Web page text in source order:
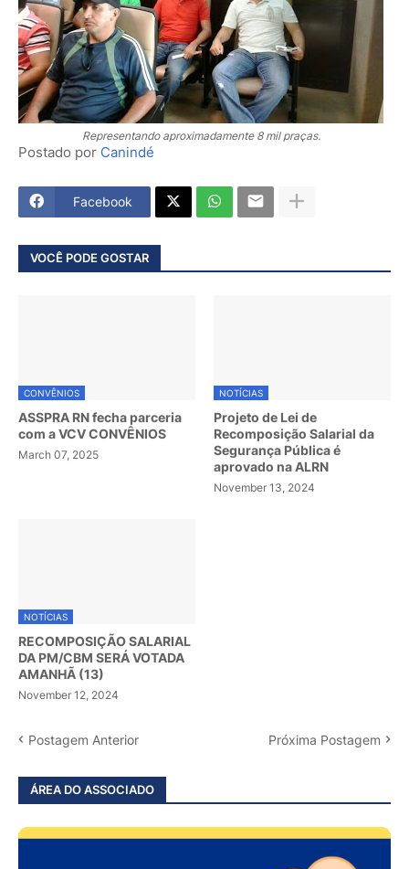
Representando aproximadamente 8 mil praças.
Postado por Canindé
Facebook
VOCÊ PODE GOSTAR
CONVÊNIOS
ASSPRA RN fecha parceria
com a VCV CONVÊNIOS
March 07, 2025
NOTÍCIAS
Projeto de Lei de
Recomposição Salarial da
Segurança Pública é
aprovado na ALRN
November 13, 2024
NOTÍCIAS
RECOMPOSIÇÃO SALARIAL
DA PM/CBM SERÁ VOTADA
AMANHÃ (13)
November 12, 2024
Postagem Anterior Próxima Postagem
ÁREA DO ASSOCIADO